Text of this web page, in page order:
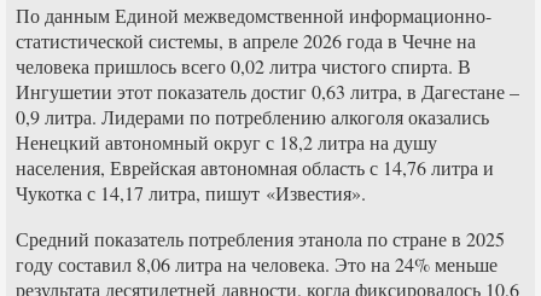
По данным Единой межведомственной информационно-
статистической системы, в апреле 2026 года в Чечне на
человека пришлось всего 0,02 литра чистого спирта. В
Ингушетии этот показатель достиг 0,63 литра, в Дагестане –
0,9 литра. Лидерами по потреблению алкоголя оказались
Ненецкий автономный округ с 18,2 литра на душу
населения, Еврейская автономная область с 14,76 литра и
Чукотка с 14,17 литра, пишут «Известия».
Средний показатель потребления этанола по стране в 2025
году составил 8,06 литра на человека. Это на 24% меньше
результата десятилетней давности, когда фиксировалось 10,6